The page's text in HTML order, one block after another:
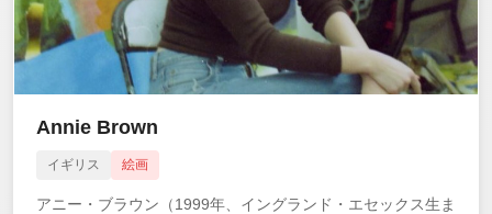
Annie Brown
イギリス 絵画
アニー・ブラウン（1999年、イングランド・エセックス生ま